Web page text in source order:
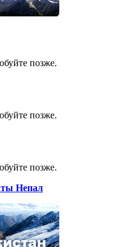
позже.
позже.
позже.
Непал